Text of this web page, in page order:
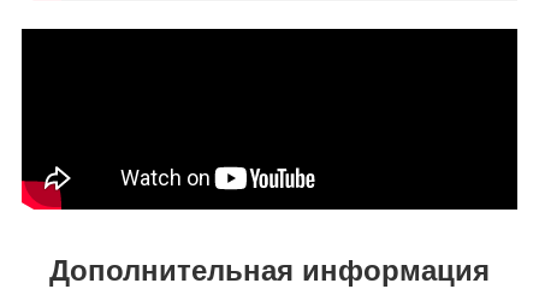
Дополнительная информация